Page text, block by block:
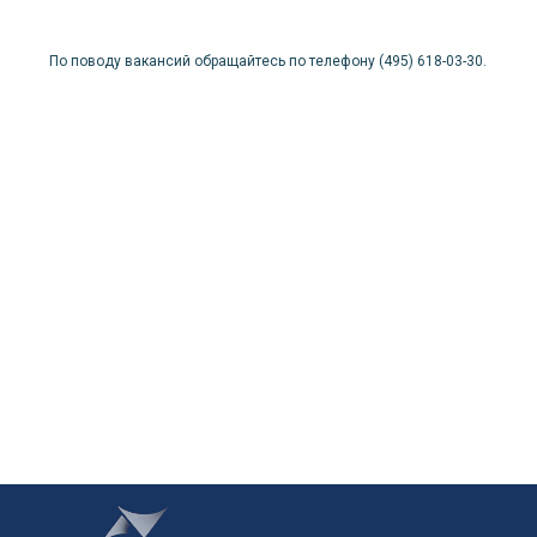
По поводу вакансий обращайтесь по телефону (495) 618-03-30.